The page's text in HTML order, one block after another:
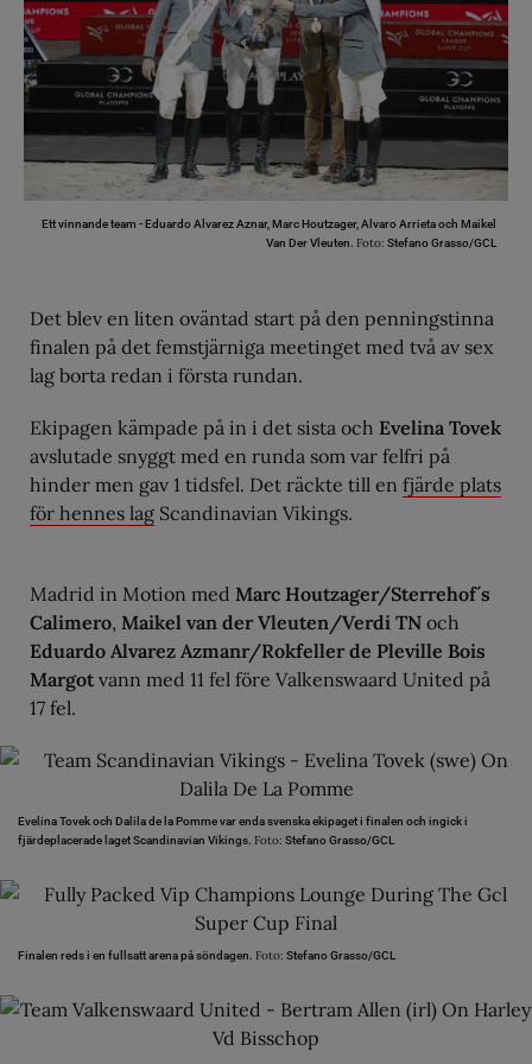
Ett vinnande team - Eduardo Alvarez Aznar, Marc Houtzager, Alvaro Arrieta och Maikel
Van Der Vleuten. Foto: Stefano Grasso/GCL
Det blev en liten oväntad start på den penningstinna
finalen på det femstjärniga meetinget med två av sex
lag borta redan i första rundan.
Ekipagen kämpade på in i det sista och Evelina Tovek
avslutade snyggt med en runda som var felfri på
hinder men gav 1 tidsfel. Det räckte till en fjärde plats
för hennes lag Scandinavian Vikings.
Madrid in Motion med Marc Houtzager/Sterrehof´s
Calimero, Maikel van der Vleuten/Verdi TN och
Eduardo Alvarez Azmanr/Rokfeller de Pleville Bois
Margotvann med 11 fel före Valkenswaard United på
17 fel.
Evelina Tovek och Dalila de la Pomme var enda svenska ekipaget i finalen och ingick i
fjärdeplacerade laget Scandinavian Vikings. Foto: Stefano Grasso/GCL
Finalen reds i en fullsatt arena på söndagen. Foto: Stefano Grasso/GCL